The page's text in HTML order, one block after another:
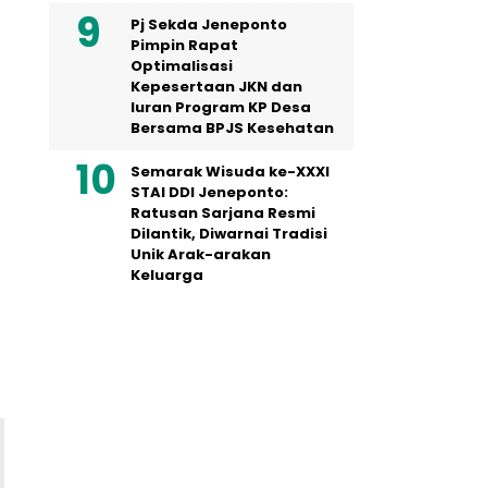
Pj Sekda Jeneponto
Pimpin Rapat
Optimalisasi
Kepesertaan JKN dan
Iuran Program KP Desa
Bersama BPJS Kesehatan
Semarak Wisuda ke-XXXI
STAI DDI Jeneponto:
Ratusan Sarjana Resmi
Dilantik, Diwarnai Tradisi
Unik Arak-arakan
Keluarga